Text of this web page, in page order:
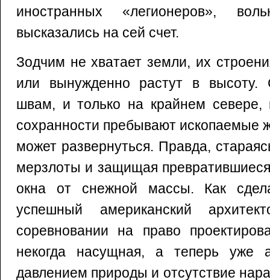
иностранных «легионеров»,
высказались на сей счет.
Зодчим не хватает земли, их
или вынужденно растут в
швам, и только на крайнем севере,
сохранности пребывают ископаемые
может развернуться. Правда,
мерзлоты и защищая
окна от снежной массы. Как
успешный американский
соревновании на право
некогда насущная, а теперь уже
давлением природы и отсутствие